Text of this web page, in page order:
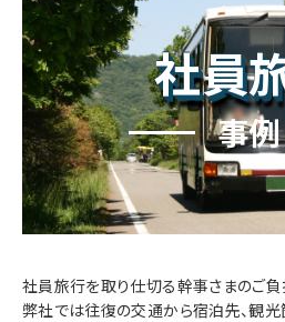
社員
事例
社員旅行を取り仕切る幹事さまのご負
弊社では往復の交通から宿泊先、観光